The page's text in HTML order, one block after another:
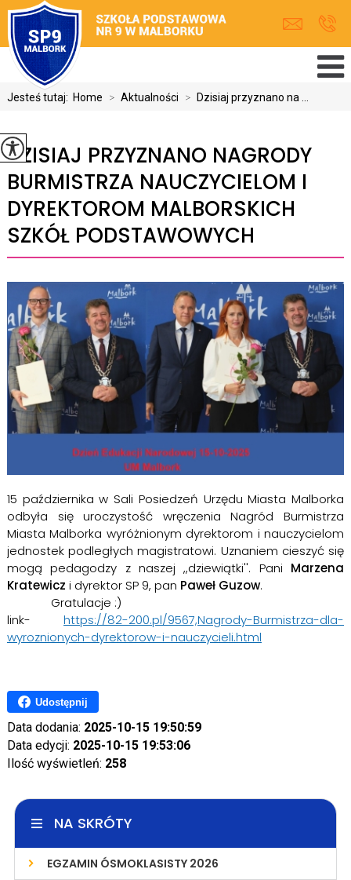
Jesteś tutaj: Home > Aktualności > Dzisiaj przyznano na ...
DZISIAJ PRZYZNANO NAGRODY
BURMISTRZA NAUCZYCIELOM I
DYREKTOROM MALBORSKICH
SZKÓŁ PODSTAWOWYCH
15 października w Sali Posiedzeń Urzędu Miasta Malborka
odbyła się uroczystość wręczenia Nagród Burmistrza
Miasta Malborka wyróżnionym dyrektorom i nauczycielom
jednostek podległych magistratowi. Uznaniem cieszyć się
mogą pedagodzy z naszej ,,dziewiątki''. Pani Marzena
Kratewicz i dyrektor SP 9, pan Paweł Guzow.
Gratulacje :)
link-https://82-200.pl/9567,Nagrody-Burmistrza-dla-
wyroznionych-dyrektorow-i-nauczycieli.html
Udostępnij
Data dodania: 2025-10-15 19:50:59
Data edycji: 2025-10-15 19:53:06
Ilość wyświetleń: 258
NA SKRÓTY
EGZAMIN ÓSMOKLASISTY 2026